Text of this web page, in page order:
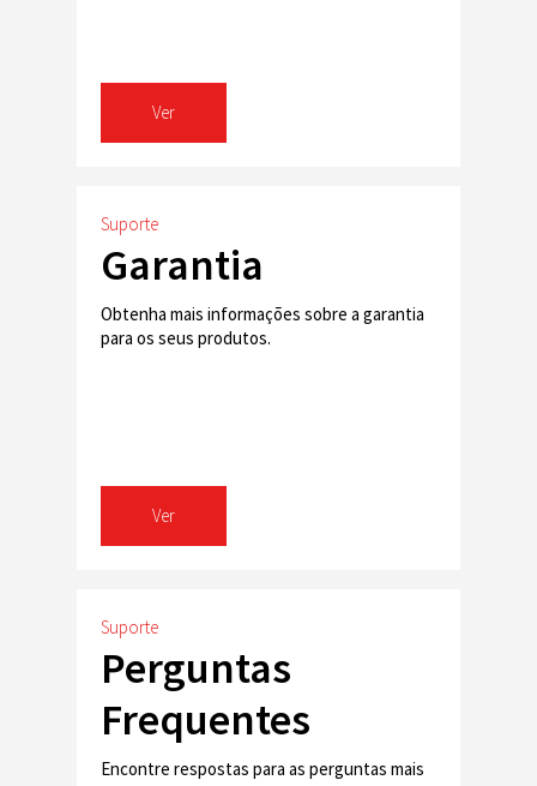
Ver
Suporte
Garantia
Obtenha mais informações sobre a garantia
para os seus produtos.
Ver
Suporte
Perguntas
Frequentes
Encontre respostas para as perguntas mais